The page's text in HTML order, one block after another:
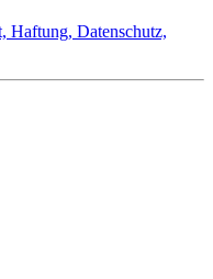
Haftung, Datenschutz,